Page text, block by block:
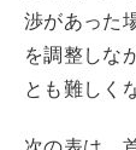
渉があった
を調整しな
とも難しく